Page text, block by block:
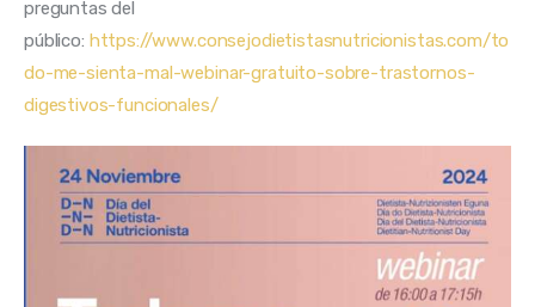
preguntas del
público: https://www.consejodietistasnutricionistas.com/to
do-me-sienta-mal-webinar-gratuito-sobre-trastornos-
digestivos-funcionales/